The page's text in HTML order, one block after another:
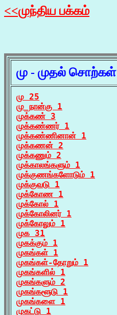
<<முந்திய பக்கம்
மு - முதல் சொற்கள்
மு 25
மு_நான்கு 1
முக்கண் 3
முக்கண்ணர் 1
முக்கண்ணினான் 1
முக்கணன் 2
முக்கணும் 2
முக்காலங்களும் 1
முக்குணங்களோடும் 1
முக்குவடு 1
முக்கோண 1
முக்கோல் 1
முக்கோலினர் 1
முக்கோலும் 1
முக 31
முகக்கும் 1
முகங்கள் 1
முகங்கள்-தோறும் 1
முகங்களில் 1
முகங்களும் 2
முகங்களூடு 1
முகங்களை 1
முகட்டு 1